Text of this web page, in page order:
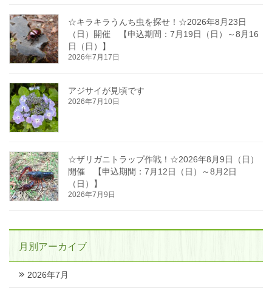
☆キラキラうんち虫を探せ！☆2026年8月23日
（日）開催 【申込期間：7月19日（日）～8月16
日（日）】
2026年7月17日
アジサイが見頃です
2026年7月10日
☆ザリガニトラップ作戦！☆2026年8月9日（日）
開催 【申込期間：7月12日（日）～8月2日
（日）】
2026年7月9日
月別アーカイブ
2026年7月